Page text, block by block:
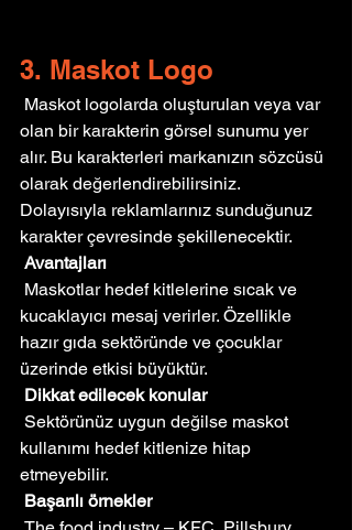
3. Maskot Logo
olan bir karakterin görsel sunumu yer
alır. Bu karakterleri markanızın sözcüsü
olarak değerlendirebilirsiniz.
Dolayısıyla reklamlarınız sunduğunuz
karakter çevresinde şekillenecektir.
Avantajları
kucaklayıcı mesaj verirler. Özellikle
hazır gıda sektöründe ve çocuklar
üzerinde etkisi büyüktür.
Dikkat edilecek konular
kullanımı hedef kitlenize hitap
etmeyebilir.
Başarılı örnekler